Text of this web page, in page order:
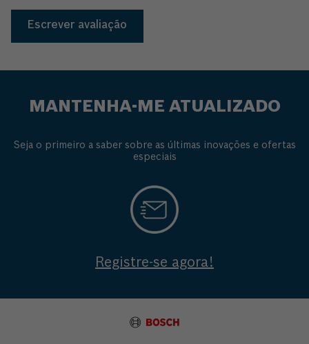
Escrever avaliação
MANTENHA-ME ATUALIZADO
Seja o primeiro a saber sobre as últimas inovações e ofertas
especiais
Registre-se agora!